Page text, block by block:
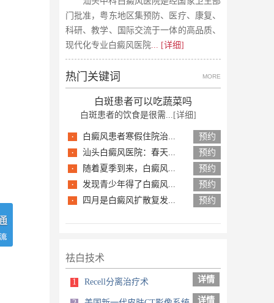
门批准，粤东地区集预防、医疗、康复、
科研、教学、国际交流于一体的高品质、
现代化专业白癜风医院... [详细]
热门关键词 MORE
白斑患者可以吃蔬菜吗
白斑患者的饮食是很需... [详细]
· 白癜风患者寒假住院治... 预约
· 汕头白癜风医院：春天... 预约
· 随着夏季到来，白癜风... 预约
· 发现青少年得了白癜风... 预约
· 四月是白癜风扩散复发... 预约
祛白技术
1 Recell分离治疗术 详情
详情